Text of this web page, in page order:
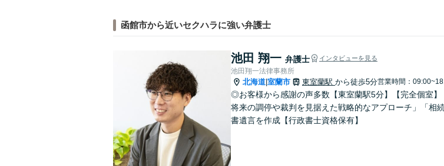
函館市から近いセクハラに強い弁護士
池田 翔一 弁護士 インタビューを見る
池田翔一法律事務所
北海道 室蘭市 東室蘭駅 から徒歩5分営業時間：
◎お客様から感謝の声多数【東室蘭駅5分】【完全個室
将来の調停や裁判を見据えた戦略的なアプローチ」「相
書遺言を作成【行政書士資格保有】